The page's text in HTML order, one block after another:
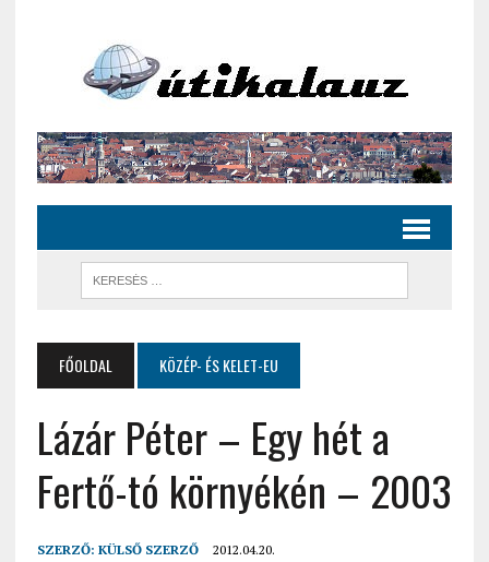
FŐOLDAL KÖZÉP- ÉS KELET-EU
Lázár Péter – Egy hét a
Fertő-tó környékén – 2003
SZERZŐ: KÜLSŐ SZERZŐ 2012.04.20.